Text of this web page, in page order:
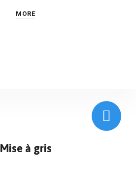
MORE
Mise à gris